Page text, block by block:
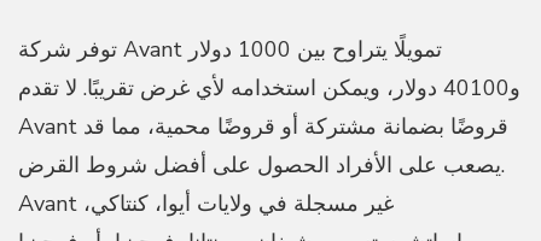
توفر شركة Avant تمويلًا يتراوح بين 1000 دولار
و40100 دولار، ويمكن استخدامه لأي غرض تقريبًا. لا تقدم
Avant قروضًا بضمانة مشتركة أو قروضًا محمية، مما قد
يصعب على الأفراد الحصول على أفضل شروط القرض.
Avant غير مسجلة في ولايات أيوا، كنتاكي،